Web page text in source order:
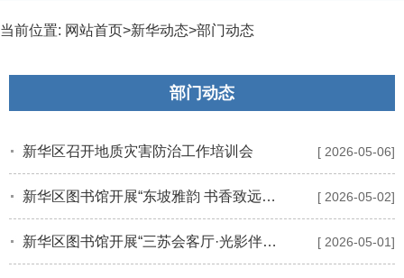
当前位置: 网站首页>新华动态>部门动态
部门动态
新华区召开地质灾害防治工作培训会 [ 2026-05-06]
新华区图书馆开展“东坡雅韵 书香致远”三苏会客厅五一主题书展 [ 2026-05-02]
新华区图书馆开展“三苏会客厅·光影伴书香”五一专场电影展播活动 [ 2026-05-01]